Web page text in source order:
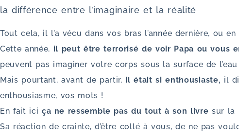
la différence entre l’imaginaire et la réalité
Tout cela, il l’a vécu dans vos bras l’année dernière, ou
Cette année, il peut être terrorisé de voir Papa ou vous
peuvent pas imaginer votre corps sous la surface de l’eau
Mais pourtant, avant de partir, il était si enthousiaste, il
enthousiasme, vos mots !
En fait ici ça ne ressemble pas du tout à son livresur la
Sa réaction de crainte, d’être collé à vous, de ne pas